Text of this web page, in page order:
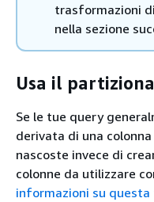
trasformazioni
nella sezione
Usa il
Se le tue query
derivata di una
nascoste invece di
colonne da utilizzare
informazioni su